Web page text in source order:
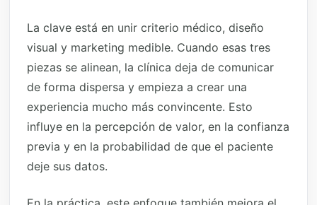
La clave está en unir criterio médico, diseño
visual y marketing medible. Cuando esas tres
piezas se alinean, la clínica deja de comunicar
de forma dispersa y empieza a crear una
experiencia mucho más convincente. Esto
influye en la percepción de valor, en la confianza
previa y en la probabilidad de que el paciente
deje sus datos.